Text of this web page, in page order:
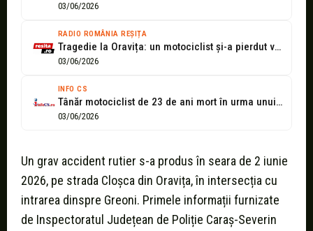
03/06/2026
RADIO ROMÂNIA REȘIȚA
Tragedie la Oravița: un motociclist și-a pierdut viața în urma unei coliziuni...
03/06/2026
INFO CS
Tânăr motociclist de 23 de ani mort în urma unui accident de...
03/06/2026
Un grav accident rutier s-a produs în seara de 2 iunie
2026, pe strada Cloșca din Oravița, în intersecția cu
intrarea dinspre Greoni. Primele informații furnizate
de Inspectoratul Județean de Poliție Caraș-Severin